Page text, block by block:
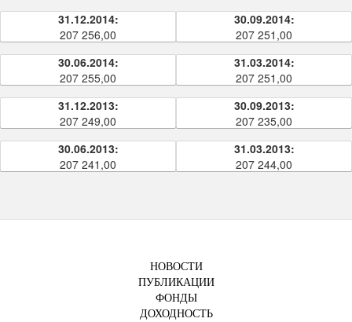
31.12.2014:
207 256,00
30.09.2014:
207 251,00
30.06.2014:
207 255,00
31.03.2014:
207 251,00
31.12.2013:
207 249,00
30.09.2013:
207 235,00
30.06.2013:
207 241,00
31.03.2013:
207 244,00
НОВОСТИ
ПУБЛИКАЦИИ
ФОНДЫ
ДОХОДНОСТЬ